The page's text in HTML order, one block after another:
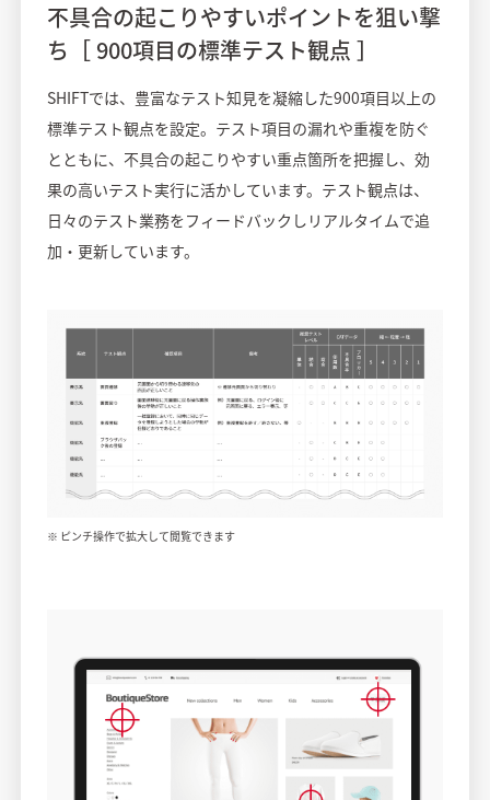
不具合の起こりやすいポイントを狙い撃
ち［ 900項目の標準テスト観点 ］
SHIFTでは、豊富なテスト知見を凝縮した900項目以上の
標準テスト観点を設定。テスト項目の漏れや重複を防ぐ
とともに、不具合の起こりやすい重点箇所を把握し、効
果の高いテスト実行に活かしています。テスト観点は、
日々のテスト業務をフィードバックしリアルタイムで追
加・更新しています。
※ ピンチ操作で拡大して閲覧できます